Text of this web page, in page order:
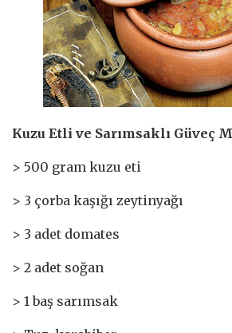
Kuzu Etli ve Sarımsaklı Güveç
> 500 gram kuzu eti
> 3 çorba kaşığı zeytinyağı
> 3 adet domates
> 2 adet soğan
> 1 baş sarımsak